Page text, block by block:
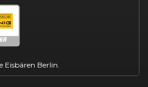
Eisbären Berlin.